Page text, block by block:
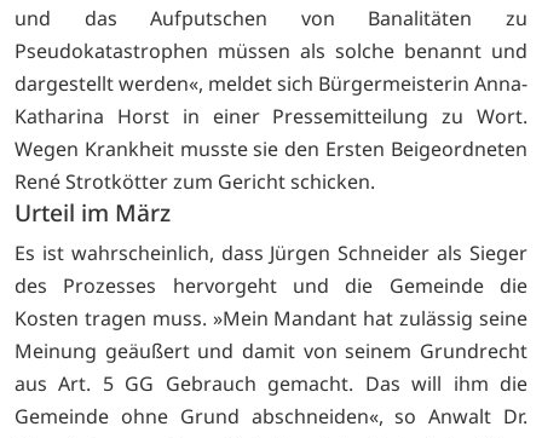
und das Aufputschen von Banalitäten zu
Pseudokatastrophen müssen als solche benannt und
dargestellt werden«, meldet sich Bürgermeisterin Anna-
Katharina Horst in einer Pressemitteilung zu Wort.
Wegen Krankheit musste sie den Ersten Beigeordneten
René Strotkötter zum Gericht schicken.
Urteil im März
Es ist wahrscheinlich, dass Jürgen Schneider als Sieger
des Prozesses hervorgeht und die Gemeinde die
Kosten tragen muss. »Mein Mandant hat zulässig seine
Meinung geäußert und damit von seinem Grundrecht
aus Art. 5 GG Gebrauch gemacht. Das will ihm die
Gemeinde ohne Grund abschneiden«, so Anwalt Dr.